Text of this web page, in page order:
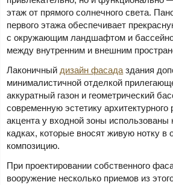
этаж от прямого солнечного света.
первого этажа обеспечивает
с окружающим ландшафтом и
между внутренним и внешним
Лаконичный дизайн фасада здания
минималистичной отделкой
аккуратный газон и геометрический
современную эстетику
акцента у входной зоны использованы
кадках, которые вносят живую нотку в
композицию.
При проектировании собственного
вооружение несколько приемов из